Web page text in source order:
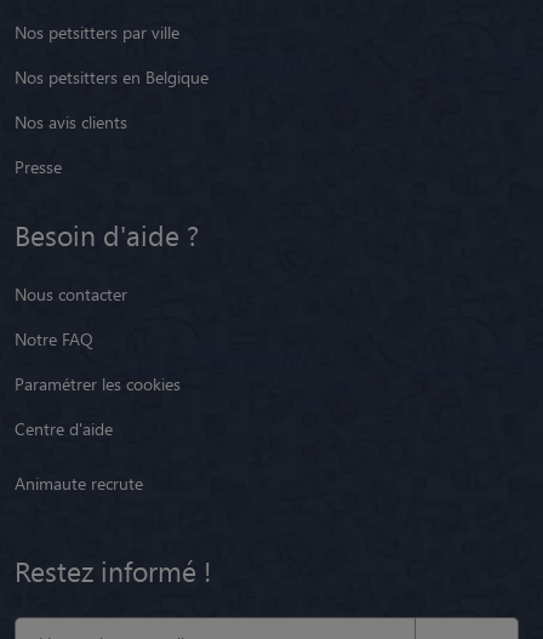
Nos petsitters par ville
Nos petsitters en Belgique
Nos avis clients
Presse
Besoin d'aide ?
Nous contacter
Notre FAQ
Paramétrer les cookies
Centre d'aide
Animaute recrute
Restez informé !